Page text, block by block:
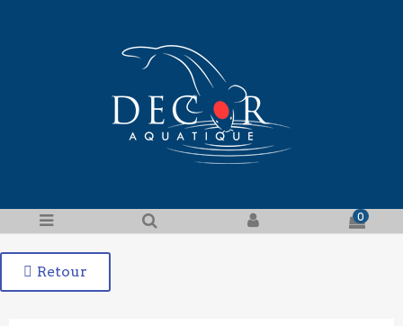
0
Retour